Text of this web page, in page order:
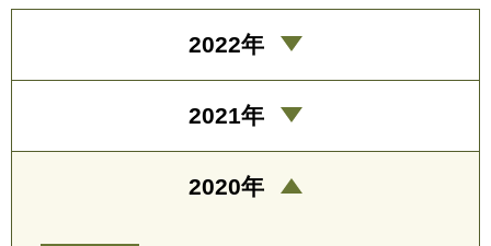
2022年
2021年
2020年